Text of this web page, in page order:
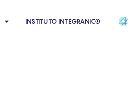
INSTITUTO INTEGRANIC®